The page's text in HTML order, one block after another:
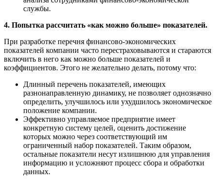
службы.
4. Попытка рассчитать «как можно больше» показателей.
При разработке перечня финансово-экономических
показателей компании часто перестраховываются и стараются
включить в него как можно больше показателей и
коэффициентов. Этого не желательно делать, потому что:
Длинный перечень показателей, имеющих
разнонаправленную динамику, не позволяет однозначно
определить, улучшилось или ухудшилось экономическое
положение компании.
Эффективно управляемое предприятие имеет
конкретную систему целей, оценить достижение
которых можно через соответствующий им
ограниченный набор показателей. Таким образом,
остальные показатели несут излишнюю для управления
информацию и усложняют процесс сбора и обработки
данных.